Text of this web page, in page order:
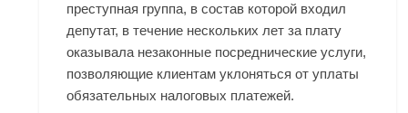
преступная группа, в состав которой входил
депутат, в течение нескольких лет за плату
оказывала незаконные посреднические услуги,
позволяющие клиентам уклоняться от уплаты
обязательных налоговых платежей.